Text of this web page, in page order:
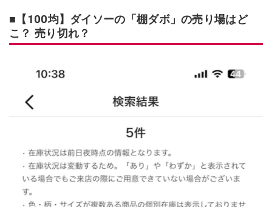
■【100均】ダイソーの「棚ダボ」の売り場はど
こ？ 売り切れ？